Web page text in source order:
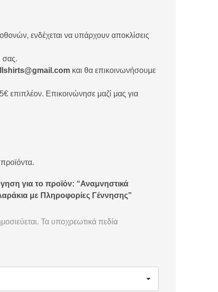
ενδέχεται να υπάρχουν αποκλίσεις
σας.
και θα επικοινωνήσουμε
επιπλέον. Επικοινώνησε μαζί μας για
για το προϊόν: “Αναμνηστικά
με Πληροφορίες Γέννησης”
Τα υποχρεωτικά πεδία